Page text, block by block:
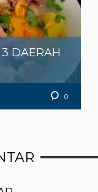
DAERAH
0